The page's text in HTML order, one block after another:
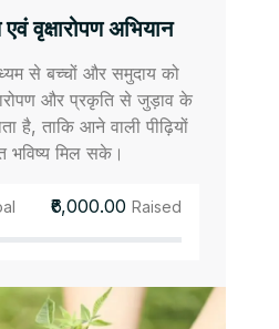
वृक्षारोपण अभियान
से बच्चों और समुदाय को
और प्रकृति से जुड़ाव के
है, ताकि आने वाली पीढ़ियों
भविष्य मिल सके।
₹6,000.00 Raised